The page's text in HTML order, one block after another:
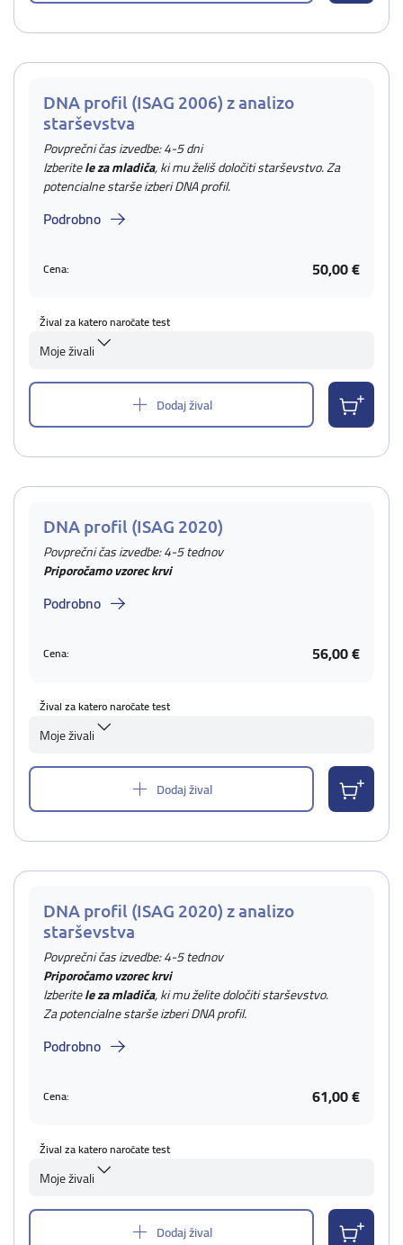
DNA profil (ISAG 2006) z analizo
starševstva
Povprečni čas izvedbe: 4-5 dni
Izberitele za mladiča, ki mu želiš določiti starševstvo. Za
potencialne starše izberi DNA profil.
Podrobno
Cena: 50,00 €
Žival za katero naročate test
Moje živali
Dodaj žival
DNA profil (ISAG 2020)
Povprečni čas izvedbe: 4-5 tednov
Priporočamo vzorec krvi
Podrobno
Cena: 56,00 €
Žival za katero naročate test
Moje živali
Dodaj žival
DNA profil (ISAG 2020) z analizo
starševstva
Povprečni čas izvedbe: 4-5 tednov
Priporočamo vzorec krvi
Izberitele za mladiča, ki mu želite določiti starševstvo.
Za potencialne starše izberi DNA profil.
Podrobno
Cena: 61,00 €
Žival za katero naročate test
Moje živali
Dodaj žival